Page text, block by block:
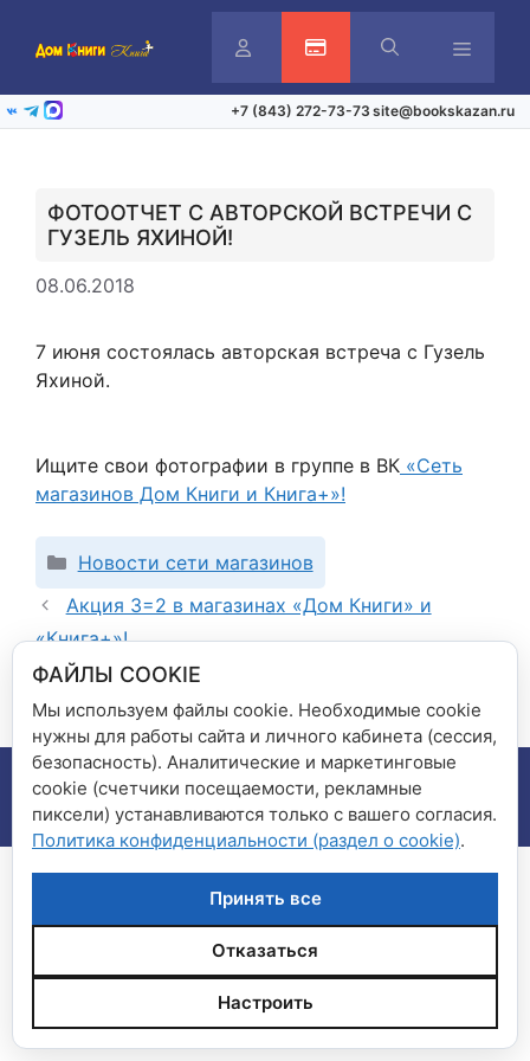
ЛичныйАктивация карты
ВКонтакте
Telegram
Max +7 (843) 272-73-73 site@bookskazan.ru
ФОТООТЧЕТ С АВТОРСКОЙ ВСТРЕЧИ С
ГУЗЕЛЬ ЯХИНОЙ!
08.06.2018
7 июня состоялась авторская встреча с Гузель
Яхиной.
Ищите свои фотографии в группе в ВК «Сеть
магазинов Дом Книги и Книга+»!
Рубрики
Новости сети магазинов
Акция 3=2 в магазинах «Дом Книги» и
«Книга+»!
Акция для художников!
© 2026 Сеть магазинов "Дом книги", "Книга плюс"
Создано с помощьюGeneratePress
ФАЙЛЫ COOKIE
Мы используем файлы cookie. Необходимые cookie
нужны для работы сайта и личного кабинета (сессия,
безопасность). Аналитические и маркетинговые
cookie (счетчики посещаемости, рекламные
пиксели) устанавливаются только с вашего согласия.
Политика конфиденциальности (раздел о cookie).
Принять все
Отказаться
Настроить